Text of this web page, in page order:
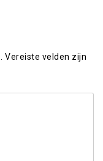
Vereiste velden zijn